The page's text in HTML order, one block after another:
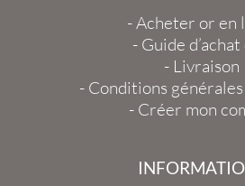
-Acheter or en
- Guide d’achat
- Livraison
- Conditions
- Créer mon